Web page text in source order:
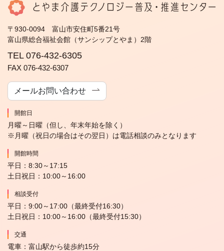
〒930-0094 富山市安住町5番21号
富山県総合福祉会館（サンシップとやま）2階
TEL 076-432-6305
FAX 076-432-6307
メールお問い合わせ
開館日
月曜～日曜（但し、年末年始を除く）
※月曜（祝日の場合はその翌日）は電話相談のみとなります
開館時間
平日：8:30～17:15
土日祝日：10:00～16:00
相談受付
平日：9:00～17:00（最終受付16:30）
土日祝日：10:00～16:00（最終受付15:30）
交通
電車：富山駅から徒歩約15分